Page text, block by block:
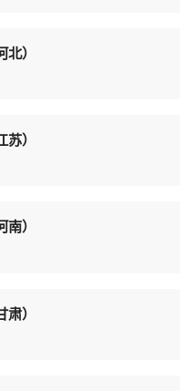
）
）
）
）